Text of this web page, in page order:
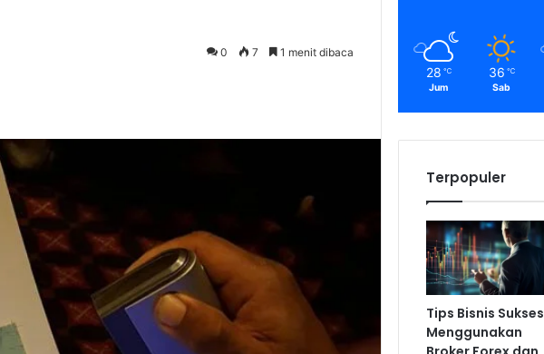
0 7 1 menit dibaca
28 ℃
Jum
36 ℃
Sab
Terpopuler
Tips Bisnis Sukses
Menggunakan